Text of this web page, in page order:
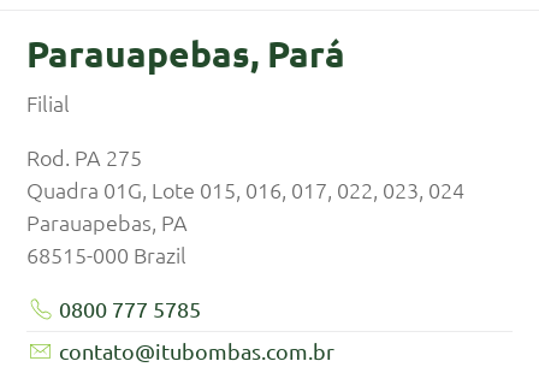
Parauapebas, Pará
Filial
Rod. PA 275
Quadra 01G, Lote 015, 016, 017, 022, 023, 024
Parauapebas, PA
68515-000 Brazil
0800 777 5785
contato@itubombas.com.br